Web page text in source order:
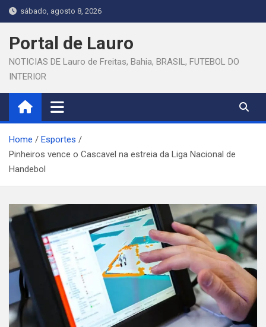
Skip
to
content
sábado, agosto 8, 2026
Portal de Lauro
NOTICIAS DE Lauro de Freitas, Bahia, BRASIL, FUTEBOL DO
INTERIOR
Home
Esportes
Pinheiros vence o Cascavel na estreia da Liga Nacional de
Handebol